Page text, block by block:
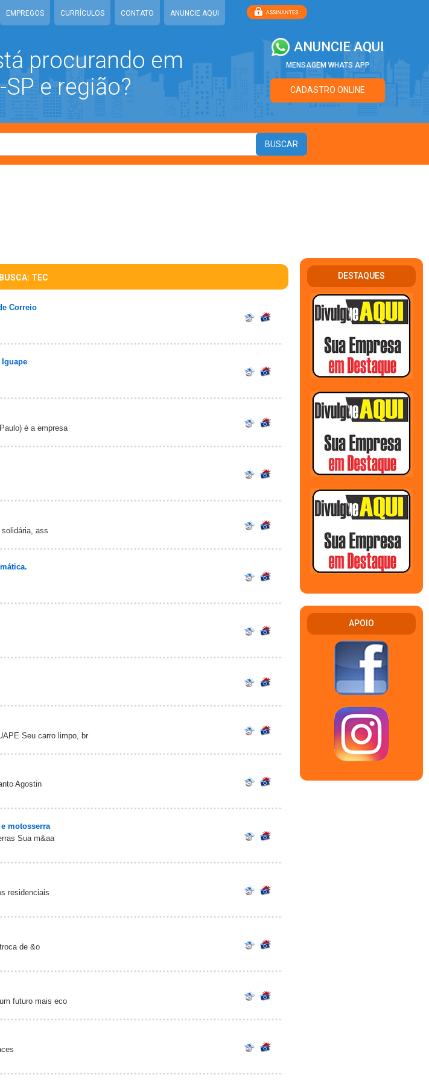
EMPREGOS CURRÍCULOS CONTATO ANUNCIE AQUI
procurando em
e região?
ANUNCIE AQUI
MENSAGEM WHATS APP
CADASTRO ONLINE
BUSCA: TEC
Correio
é a empresa
ass
Seu carro limpo, br
Agostin
motosserra
Sua m&aa
residenciais
de &o
futuro mais eco
DESTAQUES
APOIO